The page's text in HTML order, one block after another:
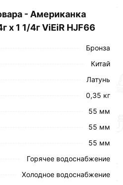
позиции, кликните
- Американка
х 1 1/4г ViEiR HJF66
Бронза
Китай
Латунь
0,35 кг
55 мм
55 мм
55 мм
Горячее водоснабжение
Холодное водоснабжение